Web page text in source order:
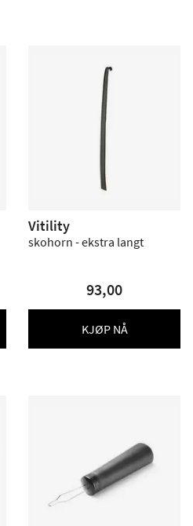
Vitility
skohorn - ekstra langt
93,00
KJØP NÅ